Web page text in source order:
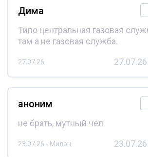
Дима
Типо центральная газовая
там а не газовая служба.
27.07.26 27.07.26
аноним
не брать, мутный чел
23.07.26 - Милан 23.07.26